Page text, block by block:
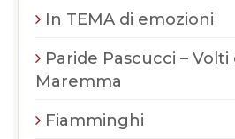
In TEMA di emozioni
Paride Pascucci –
Maremma
Fiamminghi